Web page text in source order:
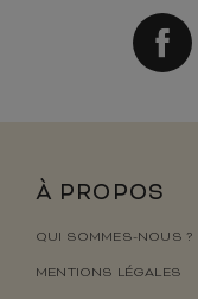
À PROPOS
QUI SOMMES-NOUS ?
MENTIONS LÉGALES